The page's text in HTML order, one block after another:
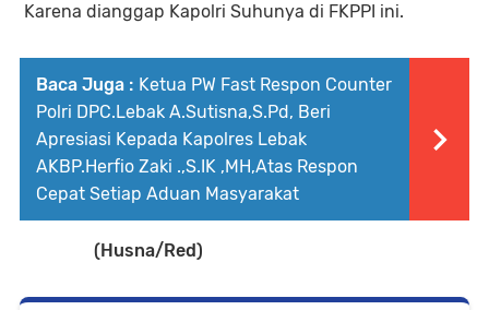
Karena dianggap Kapolri Suhunya di FKPPI ini.
Baca Juga : Ketua PW Fast Respon Counter
Polri DPC.Lebak A.Sutisna,S.Pd, Beri
Apresiasi Kepada Kapolres Lebak
AKBP.Herfio Zaki .,S.IK ,MH,Atas Respon
Cepat Setiap Aduan Masyarakat
(Husna/Red)